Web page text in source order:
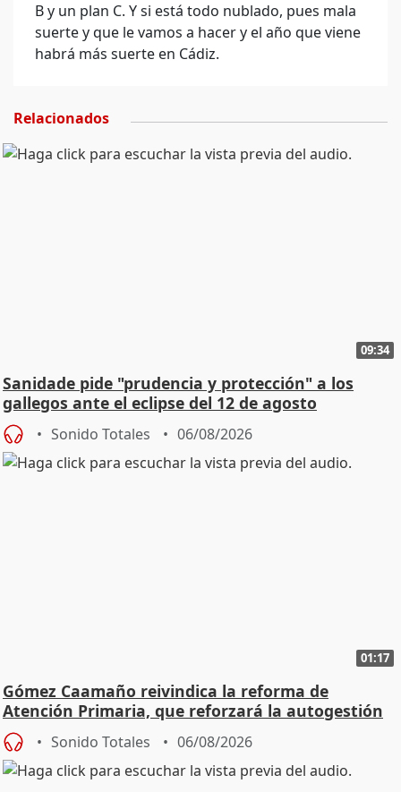
B y un plan C. Y si está todo nublado, pues mala
suerte y que le vamos a hacer y el año que viene
habrá más suerte en Cádiz.
Relacionados
09:34
Sanidade pide "prudencia y protección" a los
gallegos ante el eclipse del 12 de agosto
Sonido Totales 06/08/2026
01:17
Gómez Caamaño reivindica la reforma de
Atención Primaria, que reforzará la autogestión
Sonido Totales 06/08/2026